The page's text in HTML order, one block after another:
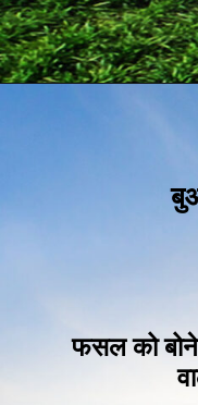
फसल को